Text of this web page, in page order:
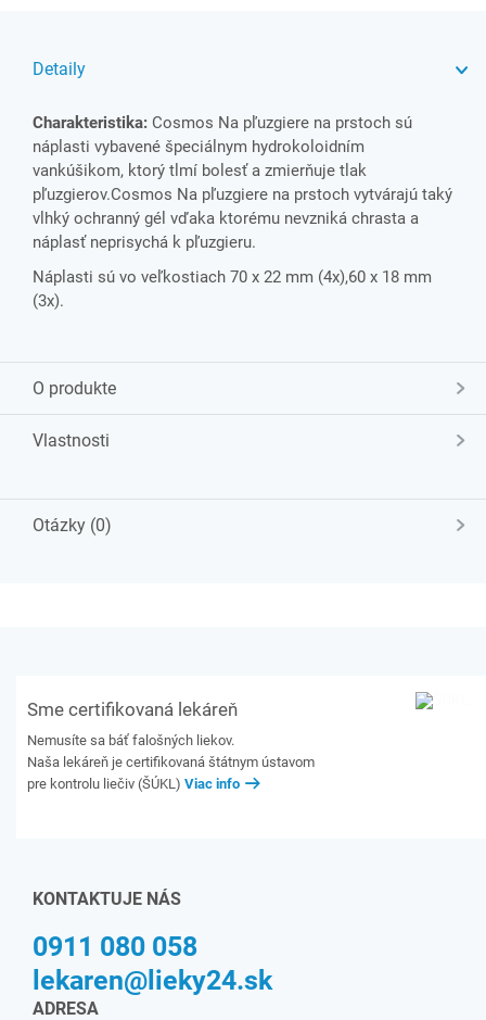
Detaily
Charakteristika: Cosmos Na pľuzgiere na prstoch sú
náplasti vybavené špeciálnym hydrokoloidním
vankúšikom, ktorý tlmí bolesť a zmierňuje tlak
pľuzgierov.Cosmos Na pľuzgiere na prstoch vytvárajú taký
vlhký ochranný gél vďaka ktorému nevzniká chrasta a
náplasť neprisychá k pľuzgieru.
Náplasti sú vo veľkostiach 70 x 22 mm (4x),60 x 18 mm
(3x).
O produkte
Vlastnosti
Otázky (0)
Sme certifikovaná lekáreň
Nemusíte sa báť falošných liekov.
Naša lekáreň je certifikovaná štátnym ústavom
pre kontrolu liečiv (ŠÚKL) Viac info
KONTAKTUJE NÁS
0911 080 058
lekaren@lieky24.sk
ADRESA